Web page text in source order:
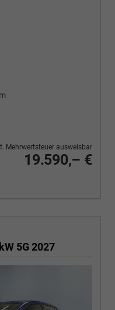
19.590,– €
Mehrwertsteuer ausweisbar
5G 2027